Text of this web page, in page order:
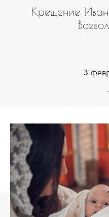
Крещение
3